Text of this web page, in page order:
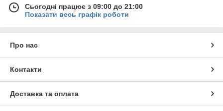
Сьогодні працює з 09:00 до 21:00
Показати весь графік роботи
Про нас
Контакти
Доставка та оплата